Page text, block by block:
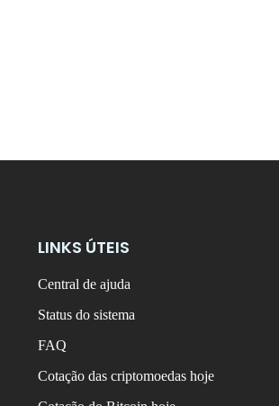
LINKS ÚTEIS
Central de ajuda
Status do sistema
FAQ
Cotação das criptomoedas hoje